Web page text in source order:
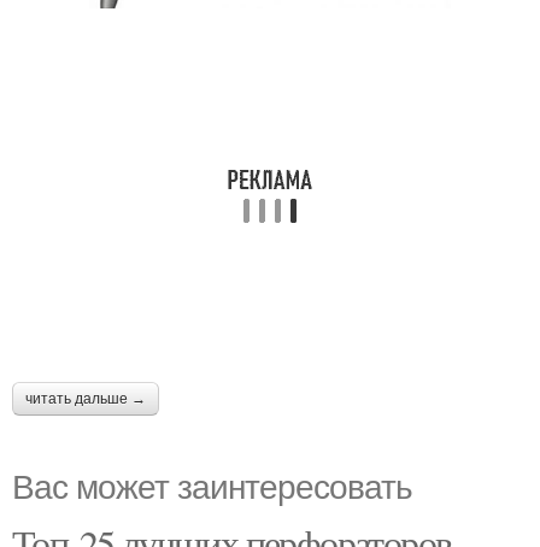
читать дальше →
Вас может заинтересовать